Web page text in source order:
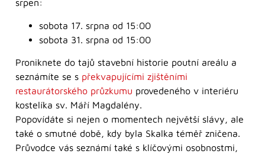
srpen:
sobota 17. srpna od 15:00
sobota 31. srpna od 15:00
Proniknete do tajů stavební historie poutní areálu a
seznámíte se s překvapujícími zjištěními
restaurátorského průzkumu provedeného v interiéru
kostelíka sv. Máří Magdalény.
Popovídáte si nejen o momentech největší slávy, ale
také o smutné době, kdy byla Skalka téměř zničena.
Průvodce vás seznámí také s klíčovými osobnostmi,